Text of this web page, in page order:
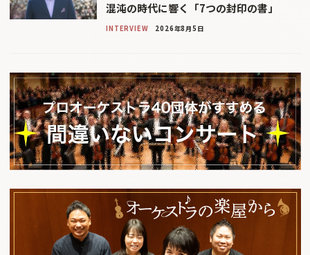
混沌の時代に響く「7つの封印の書」
INTERVIEW 2026年8月5日